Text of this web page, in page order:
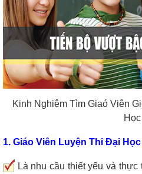
Kinh Nghiệm Tìm Giaó Viên
Học
1. Giáo Viên Luyện Thi Đại
Là nhu cầu thiết yếu và